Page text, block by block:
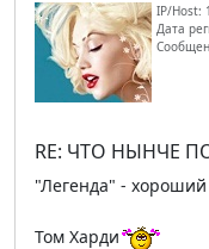
IP/Host:
Дата
RE: ЧТО НЫНЧЕ
"Легенда" -
Том Харди